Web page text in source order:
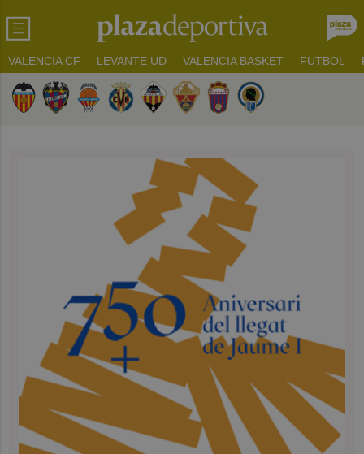
VALENCIA CF LEVANTE UD VALENCIA BASKET FUTBOL